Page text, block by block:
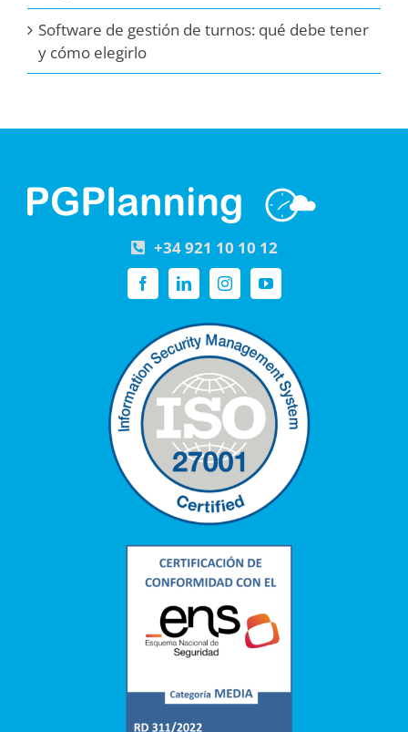
Software de gestión de turnos: qué debe tener
y cómo elegirlo
+34 921 10 10 12